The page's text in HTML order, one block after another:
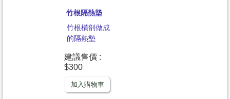
竹根隔熱墊
竹根橫剖做成
的隔熱墊
建議售價 :
$300
加入購物車